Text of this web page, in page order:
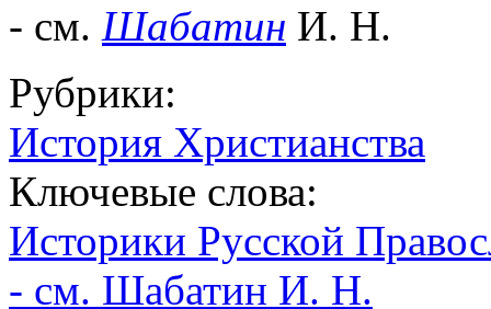
- см. Шабатин И. Н.
Рубрики:
История Христианства
Ключевые слова:
Историки Русской
- см. Шабатин И. Н.